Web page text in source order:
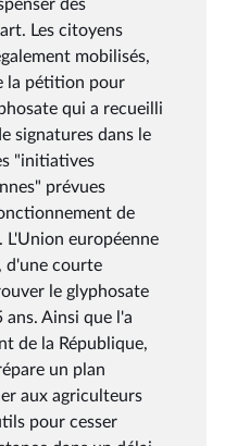
des
Les citoyens
mobilisés,
la pétition pour
qui a recueilli
signatures dans le
"initiatives
prévues
de
L'Union européenne
d'une courte
le glyphosate
ans. Ainsi que l'a
de la République,
un plan
aux agriculteurs
pour cesser